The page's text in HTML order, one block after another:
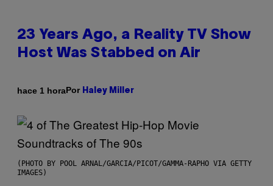
23 Years Ago, a Reality TV Show
Host Was Stabbed on Air
hace 1 horaPor Haley Miller
(PHOTO BY POOL ARNAL/GARCIA/PICOT/GAMMA-RAPHO VIA GETTY
IMAGES)